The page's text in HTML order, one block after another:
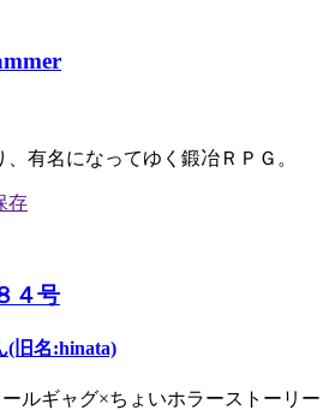
有名になってゆく鍛冶ＲＰＧ。
４号
(旧名:hinata)
ールギャグ×ちょいホラーストーリー